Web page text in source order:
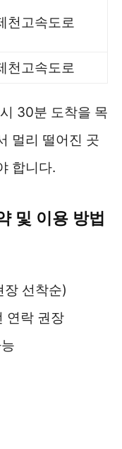
천고속도로
천고속도로
30분 도착을 목
멀리 떨어진 곳
합니다.
및 이용 방법
장 선착순)
연락 권장